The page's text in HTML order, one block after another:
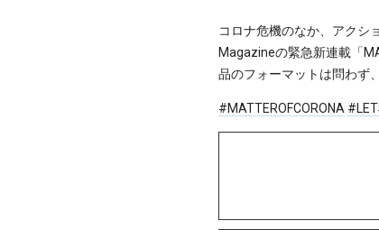
コロナ危機のなか、アクシ
Magazineの緊急新連載「
品のフォーマットは問わず
#MATTEROFCORONA